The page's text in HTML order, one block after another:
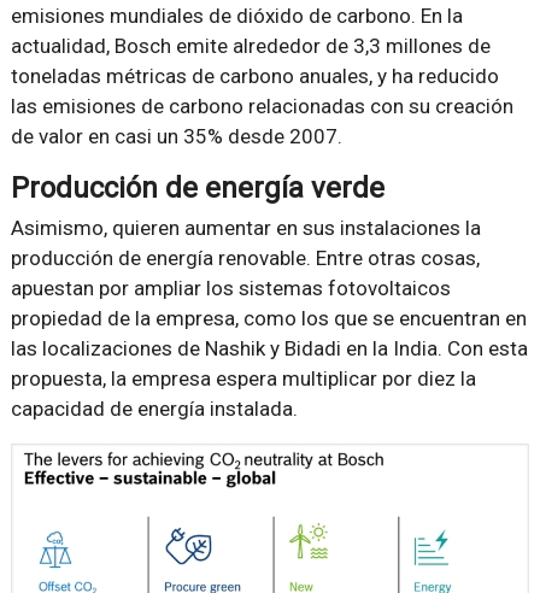
emisiones mundiales de dióxido de carbono. En la
actualidad, Bosch emite alrededor de 3,3 millones de
toneladas métricas de carbono anuales, y ha reducido
las emisiones de carbono relacionadas con su creación
de valor en casi un 35% desde 2007.
Producción de energía verde
Asimismo, quieren aumentar en sus instalaciones la
producción de energía renovable. Entre otras cosas,
apuestan por ampliar los sistemas fotovoltaicos
propiedad de la empresa, como los que se encuentran en
las localizaciones de Nashik y Bidadi en la India. Con esta
propuesta, la empresa espera multiplicar por diez la
capacidad de energía instalada.